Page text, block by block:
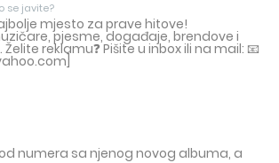
se javite?
mjesto za prave hitove!
pjesme, događaje, brendove i
reklamu❓ Pišite u inbox ili na mail: 📧
numera sa njenog novog albuma, a